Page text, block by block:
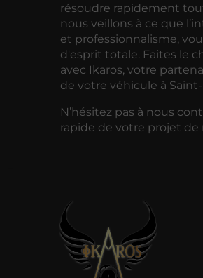
résoudre rapidement
nous veillons à ce que
et professionnalisme,
d'esprit totale. Faites le
avec Ikaros, votre
de votre véhicule à
N’hésitez pas à nous
rapide de votre projet de